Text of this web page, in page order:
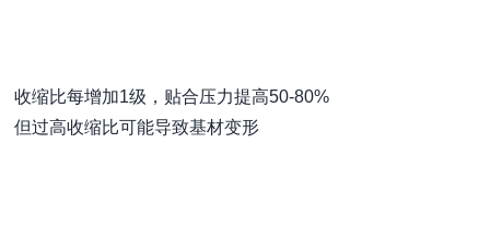
收缩比每增加1级，贴合压力提高50-80%
但过高收缩比可能导致基材变形